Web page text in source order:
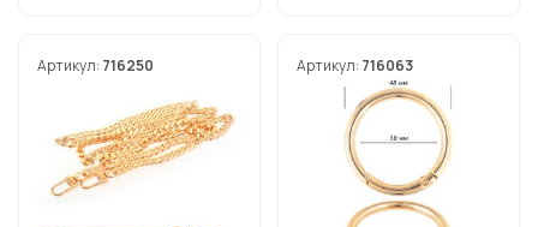
Артикул: 716250 Артикул: 716063